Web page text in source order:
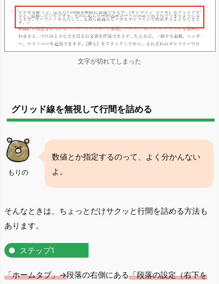
文字が切れてしまった
グリッド線を無視して行間を詰める
もりの
数値とか指定するのって、よく分かんない
よ。
そんなときは、ちょっとだけサクッと行間を詰める方法も
あります。
ステップ1
「ホームタブ」→段落の右側にある「段落の設定（右下を